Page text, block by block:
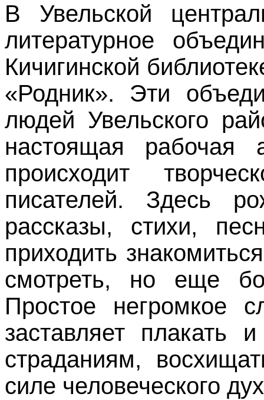
В Увельской
литературное
Кичигинской
«Родник». Эти
людей Увельского
настоящая рабочая
происходит
писателей. Здесь
рассказы, стихи,
приходить
смотреть, но еще
Простое негромкое
заставляет плакать
страданиям,
силе человеческого